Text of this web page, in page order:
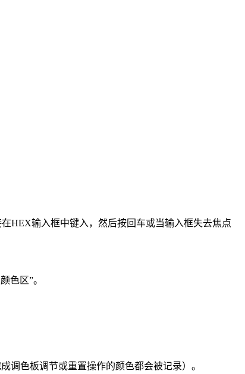
HEX输入框中键入，然后按回车或当输入框失去焦点
色区”。
调色板调节或重置操作的颜色都会被记录）。